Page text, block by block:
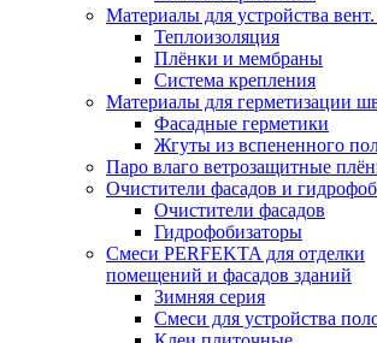
Материалы для устройства вент.
Теплоизоляция
Плёнки и мембраны
Система крепления
Материалы для герметизации
Фасадные герметики
Жгуты из вспененного
Паро влаго ветрозащитные
Очистители фасадов и
Очистители фасадов
Гидрофобизаторы
Смеси PERFEKTA для отделки
помещений и фасадов зданий
Зимняя серия
Смеси для устройства